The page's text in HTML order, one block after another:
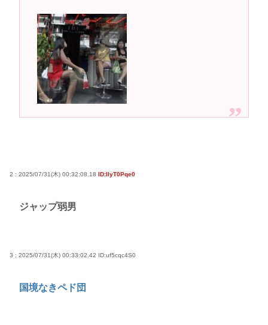
2 : 2025/07/31(木) 00:32:08.18 ID:IlyT0Pqe0
ジャップ弱男
3 : 2025/07/31(木) 00:33:02.42 ID:uf5cqc4S0
国境なきペド団